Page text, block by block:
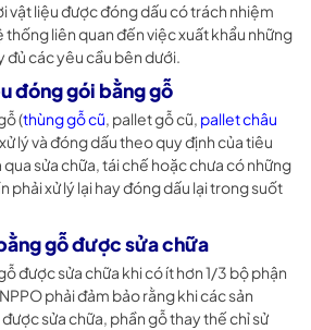
vật liệu được đóng dấu có trách nhiệm
thống liên quan đến việc xuất khẩu những
đủ các yêu cầu bên dưới.
đóng gói bằng gỗ
(thùng gỗ cũ, pallet gỗ cũ, pallet châu
lý và đóng dấu theo quy định của tiêu
qua sửa chữa, tái chế hoặc chưa có những
phải xử lý lại hay đóng dấu lại trong suốt
gỗ được sửa chữa
được sửa chữa khi có ít hơn 1/3 bộ phận
phải đảm bảo rằng khi các sản
sửa chữa, phần gỗ thay thế chỉ sử